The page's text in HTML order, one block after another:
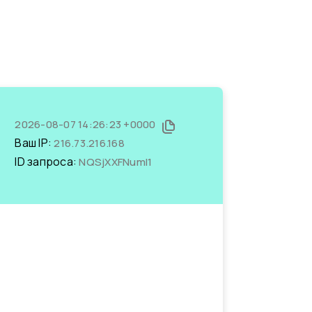
2026-08-07 14:26:23 +0000
Ваш IP:216.73.216.168
ID запроса:NQSjXXFNumI1